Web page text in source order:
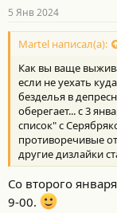
н
о
с
и
:
5 Янв 2024
Martel написал(а):
Как вы ваще
если не уехать
безделья в
оберегает... с 3
список" с
противоречивые
другие дизлайки
Со второго
9-00.